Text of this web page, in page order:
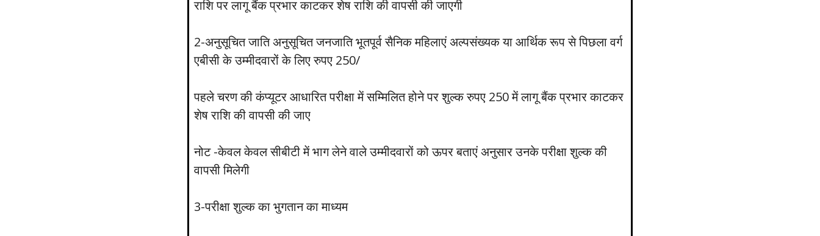
राशि पर लागू बैंक प्रभार काटकर शेष राशि की वापसी की जाएगी
2-अनुसूचित जाति अनुसूचित जनजाति भूतपूर्व सैनिक महिलाएं अल्पसंख्यक या आर्थिक रूप से पिछला वर्ग
एबीसी के उम्मीदवारों के लिए रुपए 250/
पहले चरण की कंप्यूटर आधारित परीक्षा में सम्मिलित होने पर शुल्क रुपए 250 में लागू बैंक प्रभार काटकर
शेष राशि की वापसी की जाए
नोट -केवल केवल सीबीटी में भाग लेने वाले उम्मीदवारों को ऊपर बताएं अनुसार उनके परीक्षा शुल्क की
वापसी मिलेगी
3-परीक्षा शुल्क का भुगतान का माध्यम